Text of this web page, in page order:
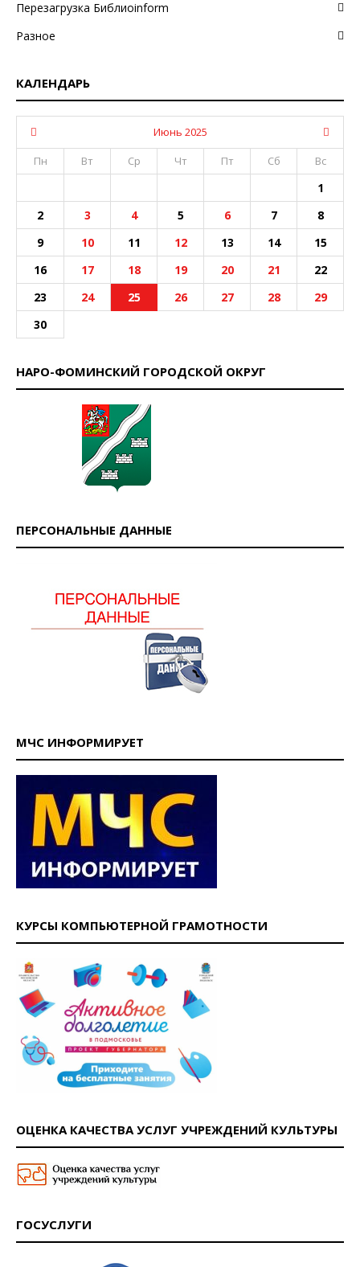
Перезагрузка Библиоinform
Разное
КАЛЕНДАРЬ
Июнь 2025
Пн
Вт Ср Чт Пт Сб Вс
1
2
3 4 5 6 7
8
9
10 11 12 13 14
15
16
17 18 19 20 21
22
23
24 25 26 27 28
29
30
НАРО-ФОМИНСКИЙ ГОРОДСКОЙ ОКРУГ
ПЕРСОНАЛЬНЫЕ ДАННЫЕ
МЧС ИНФОРМИРУЕТ
КУРСЫ КОМПЬЮТЕРНОЙ ГРАМОТНОСТИ
ОЦЕНКА КАЧЕСТВА УСЛУГ УЧРЕЖДЕНИЙ КУЛЬТУРЫ
ГОСУСЛУГИ